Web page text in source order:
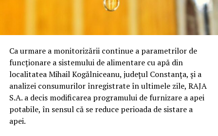
Ca urmare a monitorizării continue a parametrilor de
funcționare a sistemului de alimentare cu apă din
localitatea Mihail Kogălniceanu, județul Constanța, și a
analizei consumurilor înregistrate în ultimele zile, RAJA
S.A. a decis modificarea programului de furnizare a apei
potabile, în sensul că se reduce perioada de sistare a
apei.